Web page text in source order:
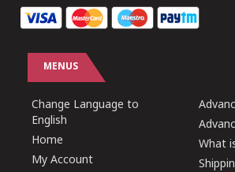
MENUS
Change Language to
English
Home
My Account
What